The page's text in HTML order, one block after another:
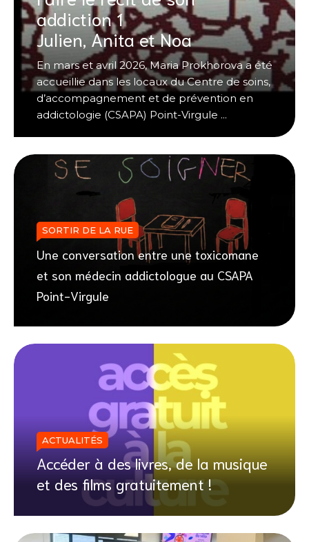
addiction 1
Julien, Anita et Noa
En mars et avril 2026, Maria Prokhorova a été
accueillie dans les locaux du Centre de soins,
d’accompagnement et de prévention en
addictologie (CSAPA) Point-Virgule ...
Une conversation entre une toxicomane
et son médecin addictologue au CSAPA
Point-Virgule
SORTIR DE LA RUE
Accéder à des livres, de la musique
et des films gratuitement !
ACTUALITÉS